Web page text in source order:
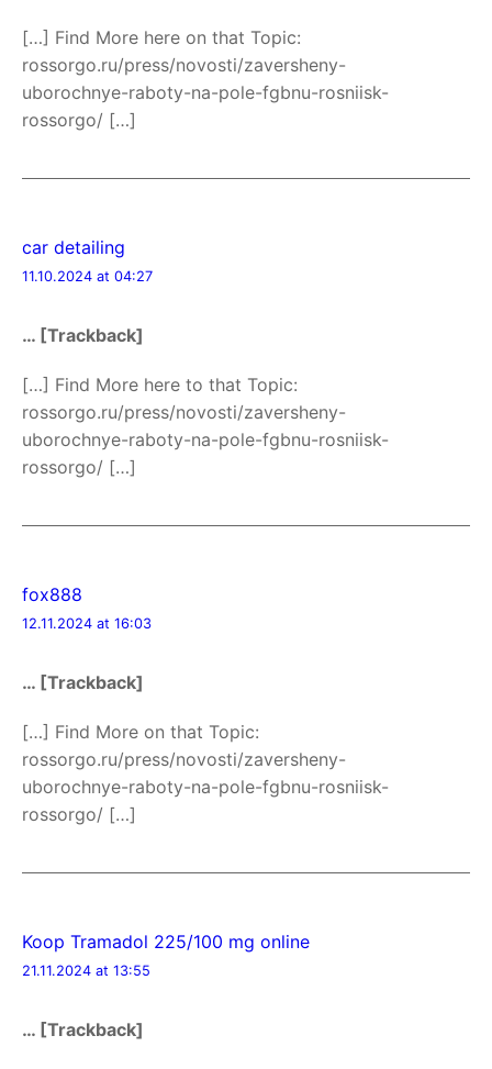
[…] Find More here on that Topic:
rossorgo.ru/press/novosti/zaversheny-
uborochnye-raboty-na-pole-fgbnu-rosniisk-
rossorgo/ […]
car detailing
11.10.2024 at 04:27
… [Trackback]
[…] Find More here to that Topic:
rossorgo.ru/press/novosti/zaversheny-
uborochnye-raboty-na-pole-fgbnu-rosniisk-
rossorgo/ […]
fox888
12.11.2024 at 16:03
… [Trackback]
[…] Find More on that Topic:
rossorgo.ru/press/novosti/zaversheny-
uborochnye-raboty-na-pole-fgbnu-rosniisk-
rossorgo/ […]
Koop Tramadol 225/100 mg online
21.11.2024 at 13:55
… [Trackback]